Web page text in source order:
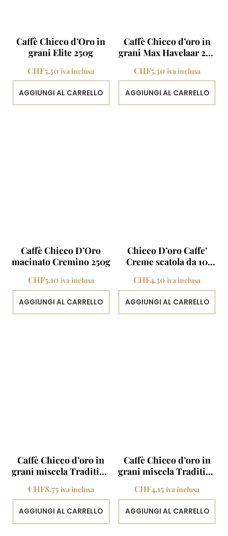
Caffè Chicco d’Oro in
grani Elite 250g
CHF5.30 iva inclusa
AGGIUNGI AL CARRELLO
Caffè Chicco d’oro in
grani Max Havelaar 250
CHF5.30 iva inclusa
AGGIUNGI AL CARRELLO
Caffè Chicco D’Oro
macinato Cremino 250g
CHF5.10 iva inclusa
AGGIUNGI AL CARRELLO
Chicco D’oro Caffe’
Creme scatola da 10
CHF4.30 iva inclusa
AGGIUNGI AL CARRELLO
Caffè Chicco d’oro in
grani miscela Tradition
CHF8.75 iva inclusa
AGGIUNGI AL CARRELLO
Caffè Chicco d’oro in
grani miscela Tradition
CHF4.15 iva inclusa
AGGIUNGI AL CARRELLO